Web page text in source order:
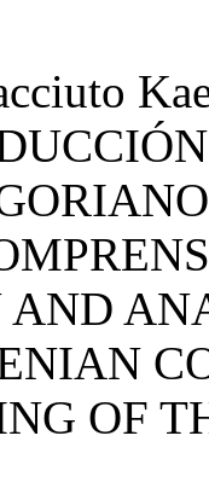
OF